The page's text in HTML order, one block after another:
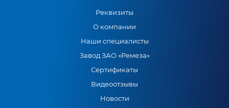
Реквизиты
О компании
Наши специалисты
Завод ЗАО «Ремеза»
Сертификаты
Видеоотзывы
Новости